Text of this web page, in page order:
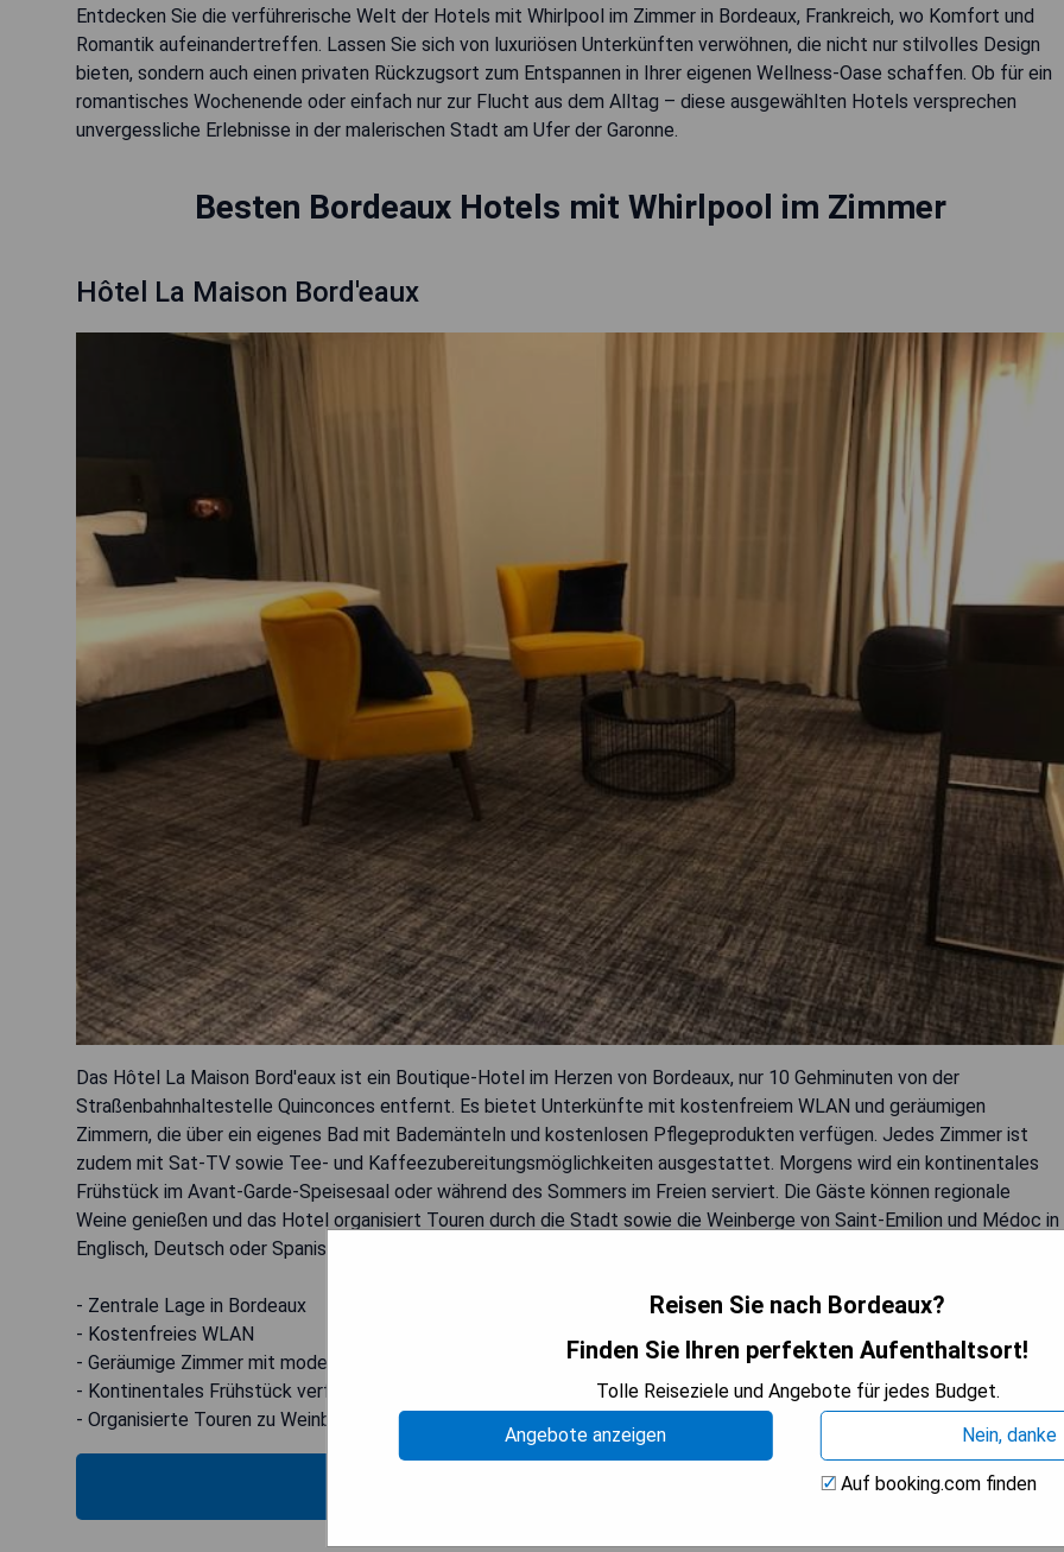
Entdecken Sie die verführerische Welt der Hotels mit Whirlpool im Zimmer in Bordeaux, Frankreich, wo Komfort und
Romantik aufeinandertreffen. Lassen Sie sich von luxuriösen Unterkünften verwöhnen, die nicht nur stilvolles Design
bieten, sondern auch einen privaten Rückzugsort zum Entspannen in Ihrer eigenen Wellness-Oase schaffen. Ob für ein
romantisches Wochenende oder einfach nur zur Flucht aus dem Alltag – diese ausgewählten Hotels versprechen
unvergessliche Erlebnisse in der malerischen Stadt am Ufer der Garonne.
Besten Bordeaux Hotels mit Whirlpool im Zimmer
Hôtel La Maison Bord'eaux
Das Hôtel La Maison Bord'eaux ist ein Boutique-Hotel im Herzen von Bordeaux, nur 10 Gehminuten von der
Straßenbahnhaltestelle Quinconces entfernt. Es bietet Unterkünfte mit kostenfreiem WLAN und geräumigen
Zimmern, die über ein eigenes Bad mit Bademänteln und kostenlosen Pflegeprodukten verfügen. Jedes Zimmer ist
zudem mit Sat-TV sowie Tee- und Kaffeezubereitungsmöglichkeiten ausgestattet. Morgens wird ein kontinentales
Frühstück im Avant-Garde-Speisesaal oder während des Sommers im Freien serviert. Die Gäste können regionale
Weine genießen und das Hotel organisiert Touren durch die Stadt sowie die Weinberge von Saint-Emilion und Médoc in
Englisch, Deutsch oder Spanisch. Das Grand Théâtre liegt ebenfalls nur 10 Gehminuten entfernt.
- Zentrale Lage in Bordeaux
- Kostenfreies WLAN
- Geräumige Zimmer mit modernen Annehmlichkeiten
- Kontinentales Frühstück verfügbar
- Organisierte Touren zu Weinbergen
Reisen Sie nach Bordeaux?
Finden Sie Ihren perfekten Aufenthaltsort!
Tolle Reiseziele und Angebote für jedes Budget.
Angebote anzeigen
Nein, danke
Auf booking.com finden